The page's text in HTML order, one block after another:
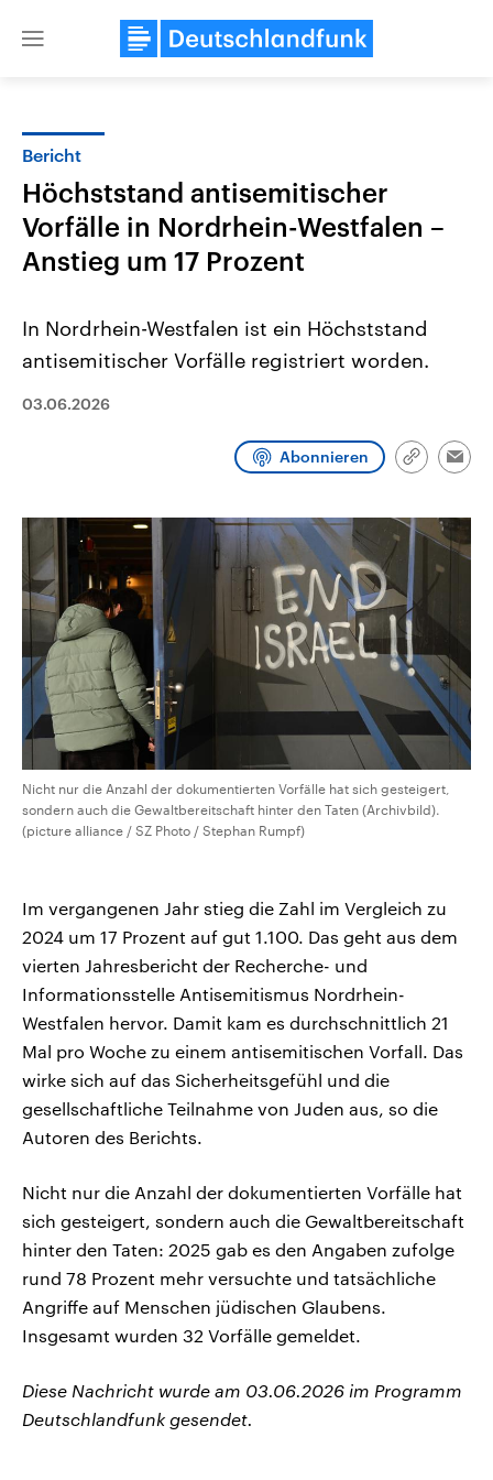
Close
2026
September 2026 einen neuen
Umfragen, Prognosen,
Wahlprogramme, aktuelle Berichte
und Hintergründe zu den Parteien
und Kandidaten der anstehenden
Wahl.
Wirtschaftlich und
gehören die Vereinigten
den mächtigsten Ländern
Sendungen Programm Podcasts
Audio-Archiv
Bericht
Höchststand antisemitischer
Vorfälle in Nordrhein-Westfalen –
Anstieg um 17 Prozent
In Nordrhein-Westfalen ist ein Höchststand
antisemitischer Vorfälle registriert worden.
03.06.2026
Abonnieren
Link
Nicht nur die Anzahl der dokumentierten Vorfälle hat sich gesteigert,
sondern auch die Gewaltbereitschaft hinter den Taten (Archivbild).
(picture alliance / SZ Photo / Stephan Rumpf)
Im vergangenen Jahr stieg die Zahl im Vergleich zu
2024 um 17 Prozent auf gut 1.100. Das geht aus dem
vierten Jahresbericht der Recherche- und
Informationsstelle Antisemitismus Nordrhein-
Westfalen hervor. Damit kam es durchschnittlich 21
Mal pro Woche zu einem antisemitischen Vorfall. Das
wirke sich auf das Sicherheitsgefühl und die
gesellschaftliche Teilnahme von Juden aus, so die
Autoren des Berichts.
Nicht nur die Anzahl der dokumentierten Vorfälle hat
sich gesteigert, sondern auch die Gewaltbereitschaft
hinter den Taten: 2025 gab es den Angaben zufolge
rund 78 Prozent mehr versuchte und tatsächliche
Angriffe auf Menschen jüdischen Glaubens.
Insgesamt wurden 32 Vorfälle gemeldet.
Diese Nachricht wurde am 03.06.2026 im Programm
Deutschlandfunk gesendet.